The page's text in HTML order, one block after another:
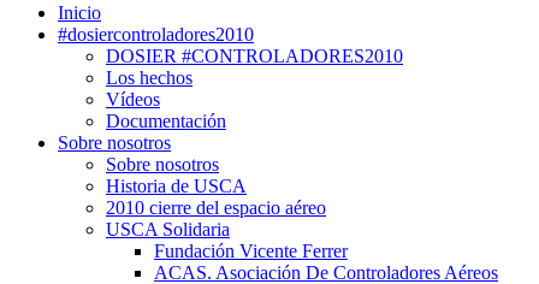
Inicio
#dosiercontroladores2010
DOSIER #CONTROLADORES2010
Los hechos
Vídeos
Documentación
Sobre nosotros
Sobre nosotros
Historia de USCA
2010 cierre del espacio aéreo
USCA Solidaria
Fundación Vicente Ferrer
ACAS. Asociación De Controladores Aéreos